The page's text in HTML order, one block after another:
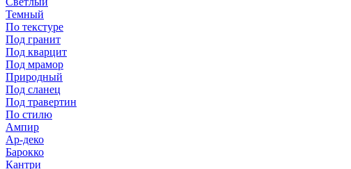
Темный
По текстуре
Под гранит
Под кварцит
Под мрамор
Природный
Под сланец
Под травертин
По стилю
Ампир
Ар-деко
Барокко
Кантри